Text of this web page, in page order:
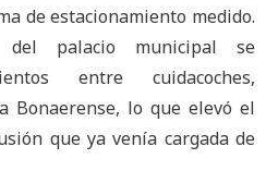
de estacionamiento medido.
del palacio municipal se
entre cuidacoches,
Bonaerense, lo que elevó el
que ya venía cargada de